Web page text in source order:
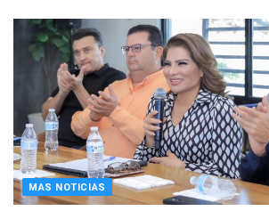
MAS NOTICIAS